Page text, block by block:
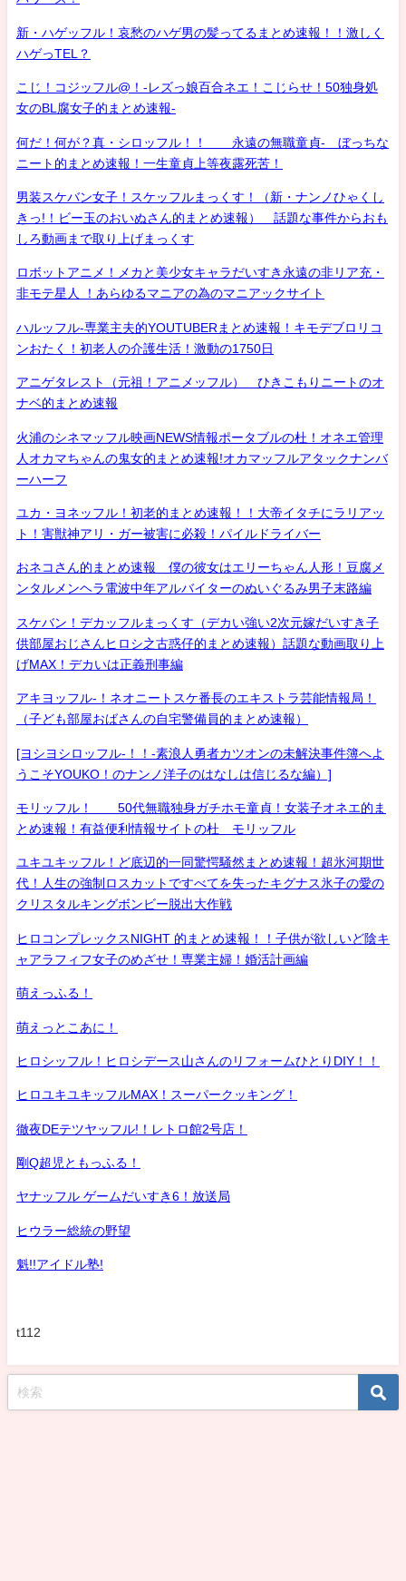
新・ハゲッフル！哀愁のハゲ男の髪ってるまとめ速報！！激しく
ハゲっTEL？
こじ！コジッフル@！-レズっ娘百合ネエ！こじらせ！50独身処
女のBL腐女子的まとめ速報-
何だ！何が？真・シロッフル！！ 永遠の無職童貞- ぼっちな
ニート的まとめ速報！一生童貞上等夜露死苦！
男装スケバン女子！スケッフルまっくす！（新・ナンノひゃくし
きっ!！ビー玉のおいぬさん的まとめ速報） 話題な事件からおも
しろ動画まで取り上げまっくす
ロボットアニメ！メカと美少女キャラだいすき永遠の非リア充・
非モテ星人 ！あらゆるマニアの為のマニアックサイト
ハルッフル-専業主夫的YOUTUBERまとめ速報！キモデブロリコ
ンおたく！初老人の介護生活！激動の1750日
アニゲタレスト（元祖！アニメッフル） ひきこもりニートのオ
ナベ的まとめ速報
火浦のシネマッフル映画NEWS情報ポータブルの杜！オネエ管理
人オカマちゃんの鬼女的まとめ速報!オカマッフルアタックナンバ
ーハーフ
ユカ・ヨネッフル！初老的まとめ速報！！大帝イタチにラリアッ
ト！害獣神アリ・ガー被害に必殺！パイルドライバー
おネコさん的まとめ速報 僕の彼女はエリーちゃん人形！豆腐メ
ンタルメンヘラ電波中年アルバイターのぬいぐるみ男子末路編
スケバン！デカッフルまっくす（デカい強い2次元嫁だいすき子
供部屋おじさんヒロシ之古惑仔的まとめ速報）話題な動画取り上
げMAX！デカいは正義刑事編
アキヨッフル-！ネオニートスケ番長のエキストラ芸能情報局！
（子ども部屋おばさんの自宅警備員的まとめ速報）
[ヨシヨシロッフル-！！-素浪人勇者カツオンの未解決事件簿へよ
うこそYOUKO！のナンノ洋子のはなしは信じるな編）]
モリッフル！ 50代無職独身ガチホモ童貞！女装子オネエ的ま
とめ速報！有益便利情報サイトの杜 モリッフル
ユキユキッフル！ど底辺的一同驚愕騒然まとめ速報！超氷河期世
代！人生の強制ロスカットですべてを失ったキグナス氷子の愛の
クリスタルキングボンビー脱出大作戦
ヒロコンプレックスNIGHT 的まとめ速報！！子供が欲しいど陰キ
ャアラフィフ女子のめざせ！専業主婦！婚活計画編
萌えっふる！
萌えっとこあに！
ヒロシッフル！ヒロシデース山さんのリフォームひとりDIY！！
ヒロユキユキッフルMAX！スーパークッキング！
徹夜DEテツヤッフル!！レトロ館2号店！
剛Q超児ともっふる！
ヤナッフル ゲームだいすき6！放送局
ヒウラー総統の野望
魁!!アイドル塾!
t112